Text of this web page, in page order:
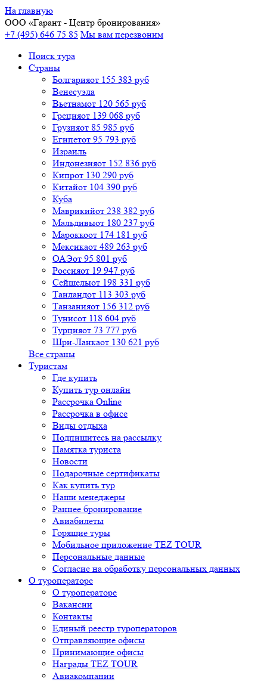
На главную
ООО «Гарант - Центр бронирования»
+7 (495) 646 75 85 Мы вам перезвоним
Поиск тура
Cтраны
Болгарияот 155 383 руб
Венесуэла
Вьетнамот 120 565 руб
Грецияот 139 068 руб
Грузияот 85 985 руб
Египетот 95 793 руб
Израиль
Индонезияот 152 836 руб
Кипрот 130 290 руб
Китайот 104 390 руб
Куба
Маврикийот 238 382 руб
Мальдивыот 180 237 руб
Мароккоот 174 181 руб
Мексикаот 489 263 руб
ОАЭот 95 801 руб
Россияот 19 947 руб
Сейшелыот 198 331 руб
Таиландот 113 303 руб
Танзанияот 156 312 руб
Тунисот 118 604 руб
Турцияот 73 777 руб
Шри-Ланкаот 130 621 руб
Все страны
Туристам
Где купить
Купить тур онлайн
Рассрочка Online
Рассрочка в офисе
Виды отдыха
Подпишитесь на рассылку
Памятка туриста
Новости
Подарочные сертификаты
Как купить тур
Наши менеджеры
Раннее бронирование
Авиабилеты
Горящие туры
Мобильное приложение TEZ TOUR
Персональные данные
Согласие на обработку персональных данных
О туроператоре
О туроператоре
Вакансии
Контакты
Единый реестр туроператоров
Отправляющие офисы
Принимающие офисы
Награды TEZ TOUR
Авиакомпании